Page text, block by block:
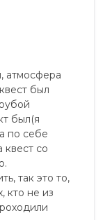
атмосфера
был
был(я
по себе
квест со
так это то,
кто не из